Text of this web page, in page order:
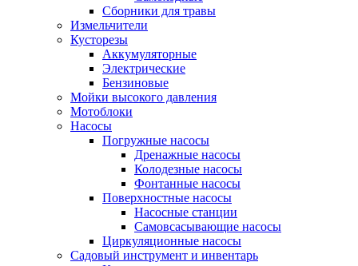
Сборники для травы
Измельчители
Кусторезы
Аккумуляторные
Электрические
Бензиновые
Мойки высокого давления
Мотоблоки
Насосы
Погружные насосы
Дренажные насосы
Колодезные насосы
Фонтанные насосы
Поверхностные насосы
Насосные станции
Самовсасывающие насосы
Циркуляционные насосы
Садовый инструмент и инвентарь